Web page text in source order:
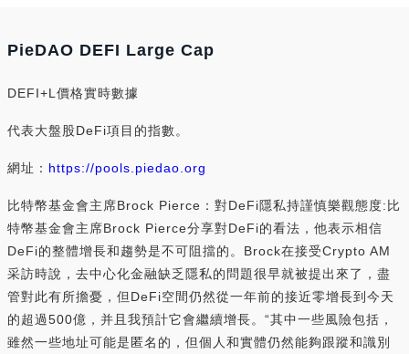
PieDAO DEFI Large Cap
DEFI+L價格實時數據
代表大盤股DeFi項目的指數。
網址： https://pools.piedao.org
比特幣基金會主席Brock Pierce：對DeFi隱私持謹慎樂觀態度:比
特幣基金會主席Brock Pierce分享對DeFi的看法，他表示相信
DeFi的整體增長和趨勢是不可阻擋的。Brock在接受Crypto AM
采訪時說，去中心化金融缺乏隱私的問題很早就被提出來了，盡
管對此有所擔憂，但DeFi空間仍然從一年前的接近零增長到今天
的超過500億，并且我預計它會繼續增長。“其中一些風險包括，
雖然一些地址可能是匿名的，但個人和實體仍然能夠跟蹤和識別